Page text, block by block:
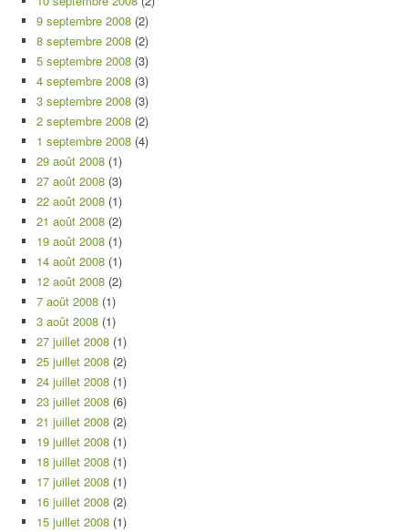
9 septembre 2008 (2)
8 septembre 2008 (2)
5 septembre 2008 (3)
4 septembre 2008 (3)
3 septembre 2008 (3)
2 septembre 2008 (2)
1 septembre 2008 (4)
29 août 2008 (1)
27 août 2008 (3)
22 août 2008 (1)
21 août 2008 (2)
19 août 2008 (1)
14 août 2008 (1)
12 août 2008 (2)
7 août 2008 (1)
3 août 2008 (1)
27 juillet 2008 (1)
25 juillet 2008 (2)
24 juillet 2008 (1)
23 juillet 2008 (6)
21 juillet 2008 (2)
19 juillet 2008 (1)
18 juillet 2008 (1)
17 juillet 2008 (1)
16 juillet 2008 (2)
15 juillet 2008 (1)